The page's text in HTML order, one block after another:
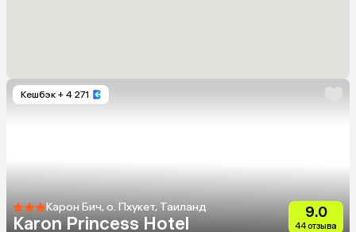
Кешбэк + 4 271
Карон Бич, о. Пхукет, Таиланд
Karon Princess Hotel
9.0
44 отзыва